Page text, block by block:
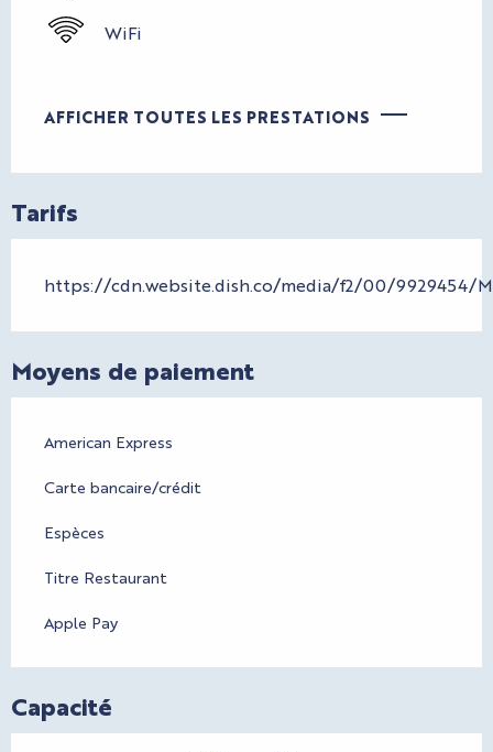
WiFi
AFFICHER TOUTES LES PRESTATIONS
Tarifs
https://cdn.website.dish.co/media/f2/00/9929454/
Moyens de paiement
American Express
Carte bancaire/crédit
Espèces
Titre Restaurant
Apple Pay
Capacité